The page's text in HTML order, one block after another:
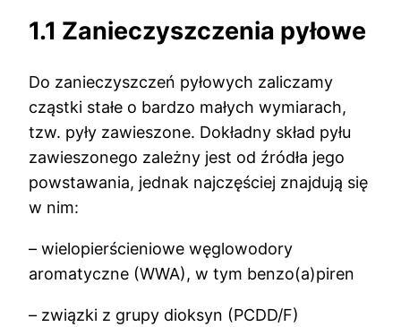
1.1 Zanieczyszczenia pyłowe
Do zanieczyszczeń pyłowych zaliczamy
cząstki stałe o bardzo małych wymiarach,
tzw. pyły zawieszone. Dokładny skład pyłu
zawieszonego zależny jest od źródła jego
powstawania, jednak najczęściej znajdują się
w nim:
– wielopierścieniowe węglowodory
aromatyczne (WWA), w tym benzo(a)piren
– związki z grupy dioksyn (PCDD/F)